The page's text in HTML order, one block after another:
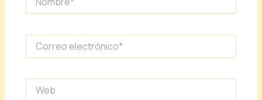
electrónico*